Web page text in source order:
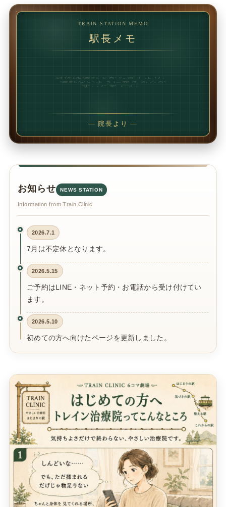
TRAIN STATION MEMO
駅長メモ
でも、続けることで
— 院長より —
お知らせ NEWS STATION
Information from Train Clinic
2026.7.1
7月は不定休となります。
2026.5.15
ご予約はLINE・ネット予約・お電話から受け付けてい
ます。
2026.5.10
初めての方へ向けたページを更新しました。